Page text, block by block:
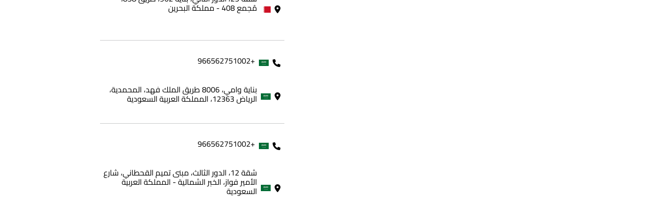
مُجمع 408 - مملكة البحرين
+966562751002
بناية وامي، 8006 طريق الملك فهد، المحمدية،
الرياض 12363، المملكة العربية السعودية
+966562751002
شقة 12، الدور الثالث، مبنى تميم القحطاني، شارع
الأمير فواز، الخبر الشمالية - المملكة العربية
السعودية